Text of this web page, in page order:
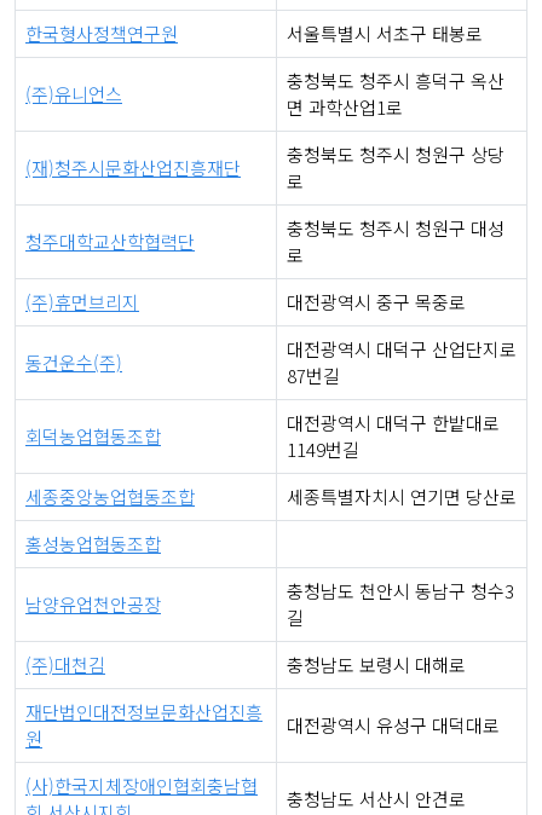
한국형사정책연구원
서울특별시 서초구 태봉로
(주)유니언스
충청북도 청주시 흥덕구 옥산
면 과학산업1로
(재)청주시문화산업진흥재단
충청북도 청주시 청원구 상당
로
청주대학교산학협력단
충청북도 청주시 청원구 대성
로
(주)휴먼브리지
대전광역시 중구 목중로
동건운수(주)
대전광역시 대덕구 산업단지로
87번길
회덕농업협동조합
대전광역시 대덕구 한밭대로
1149번길
세종중앙농업협동조합
세종특별자치시 연기면 당산로
홍성농업협동조합
남양유업천안공장
충청남도 천안시 동남구 청수3
길
(주)대천김
충청남도 보령시 대해로
재단법인대전정보문화산업진흥
원
대전광역시 유성구 대덕대로
(사)한국지체장애인협회충남협
충청남도 서산시 안견로